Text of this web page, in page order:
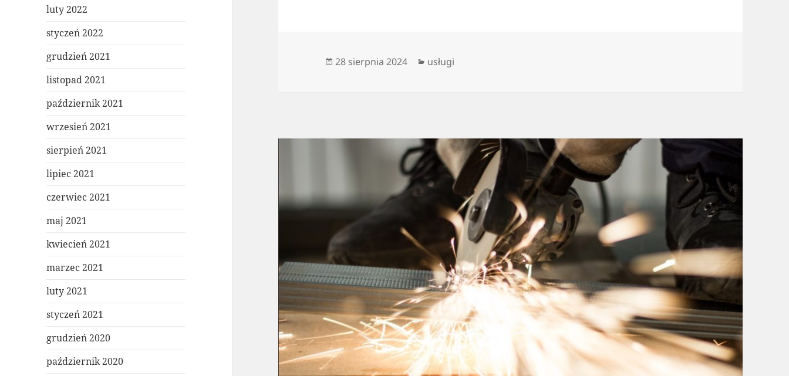
luty 2022
styczeń 2022
grudzień 2021
listopad 2021
październik 2021
wrzesień 2021
sierpień 2021
lipiec 2021
czerwiec 2021
maj 2021
kwiecień 2021
marzec 2021
luty 2021
styczeń 2021
grudzień 2020
październik 2020
Data
28 sierpnia 2024 Kategorie
usługi